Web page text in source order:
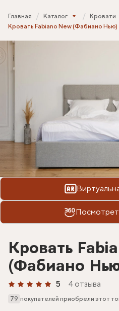
Главная Каталог Кровати
Кровать Fabiano New (Фабиано Нью)
Кровать
(Фабиано
5 4 отзыва
79 покупателей приобрели этот